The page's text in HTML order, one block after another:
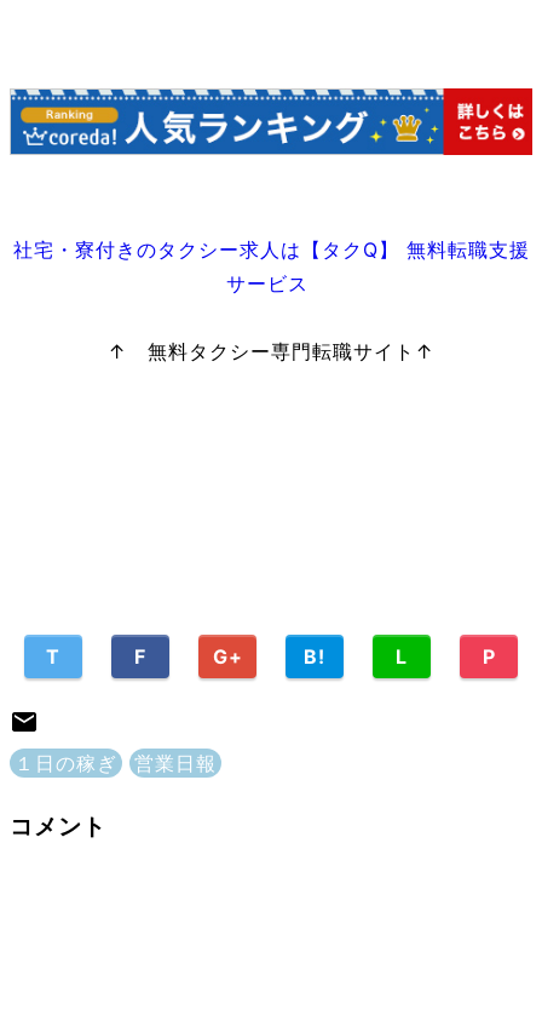
社宅・寮付きのタクシー求人は【タクQ】 無料転職支援
サービス
↑ 無料タクシー専門転職サイト↑
T F G+ B! L P
１日の稼ぎ 営業日報
コメント